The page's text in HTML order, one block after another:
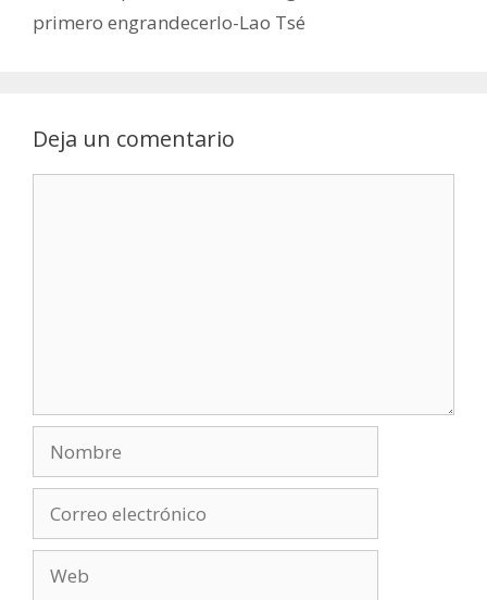
primero engrandecerlo-Lao Tsé
Deja un comentario
electrónico